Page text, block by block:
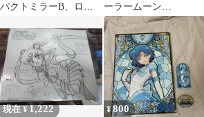
パクトミラーB、ロー
ーラームーン
Cosmos」 シヤチハ
タ ネーム９
現在 ¥1,222 ¥800